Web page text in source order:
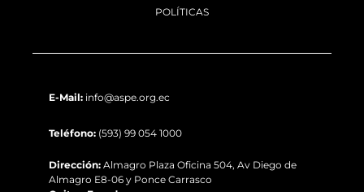
POLÍTICAS
E-Mail: info@aspe.org.ec
Teléfono: (593) 99 054 1000
Dirección: Almagro Plaza Oficina 504, Av Diego de
Almagro E8-06 y Ponce Carrasco